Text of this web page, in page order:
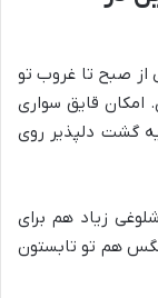
از صبح تا غروب تو
امکان قایق سواری
گشت دلپذیر روی
زیاد هم برای
هم تو تابستون